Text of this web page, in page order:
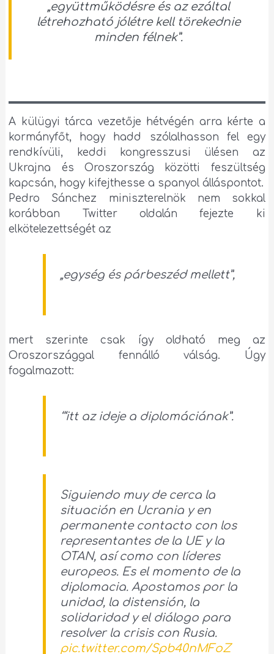
„együttműködésre és az ezáltal
létrehozható jólétre kell törekednie
minden félnek”.
A külügyi tárca vezetője hétvégén arra kérte a
kormányfőt, hogy hadd szólalhasson fel egy
rendkívüli, keddi kongresszusi ülésen az
Ukrajna és Oroszország közötti feszültség
kapcsán, hogy kifejthesse a spanyol álláspontot.
Pedro Sánchez miniszterelnök nem sokkal
korábban Twitter oldalán fejezte ki
elkötelezettségét az
„egység és párbeszéd mellett”,
mert szerinte csak így oldható meg az
Oroszországgal fennálló válság. Úgy
fogalmazott:
‘“itt az ideje a diplomáciának”.
Siguiendo muy de cerca la
situación en Ucrania y en
permanente contacto con los
representantes de la UE y la
OTAN, así como con líderes
europeos. Es el momento de la
diplomacia. Apostamos por la
unidad, la distensión, la
solidaridad y el diálogo para
resolver la crisis con Rusia.
pic.twitter.com/Spb40nMFoZ